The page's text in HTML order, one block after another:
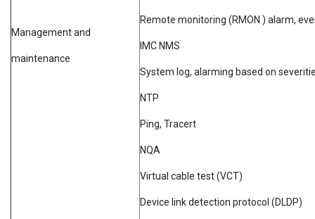
Management and
maintenance
Remote monitoring (RMON ) alarm,
IMC NMS
System log, alarming based on
NTP
Ping, Tracert
NQA
Virtual cable test (VCT)
Device link detection protocol (DLDP)